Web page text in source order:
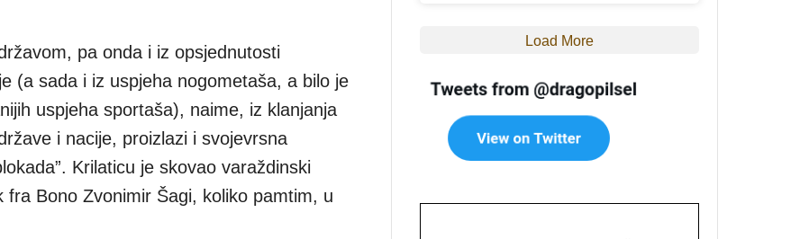
pa onda i iz opsjednutosti
(a sada i iz uspjeha nogometaša, a bilo je
uspjeha sportaša), naime, iz klanjanja
i nacije, proizlazi i svojevrsna
Krilaticu je skovao varaždinski
fra Bono Zvonimir Šagi, koliko pamtim, u
Load More